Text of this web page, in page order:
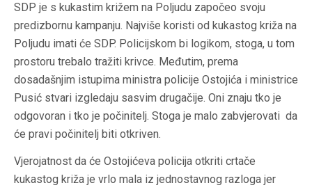
SDP je s kukastim križem na Poljudu započeo svoju
predizbornu kampanju. Najviše koristi od kukastog križa na
Poljudu imati će SDP. Policijskom bi logikom, stoga, u tom
prostoru trebalo tražiti krivce. Međutim, prema
dosadašnjim istupima ministra policije Ostojića i ministrice
Pusić stvari izgledaju sasvim drugačije. Oni znaju tko je
odgovoran i tko je počinitelj. Stoga je malo zabvjerovati da
će pravi počinitelj biti otkriven.
Vjerojatnost da će Ostojićeva policija otkriti crtače
kukastog križa je vrlo mala iz jednostavnog razloga jer